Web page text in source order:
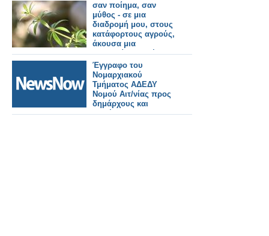
σαν ποίημα, σαν
μύθος - σε μια
διαδρομή μου, στους
κατάφορτους αγρούς,
άκουσα μια
κολλιτσίδα να λέει,
απευθυνόμενη στους
ανθρώπους!
Έγγραφο του
Νομαρχιακού
Τμήματος ΑΔΕΔΥ
Νομού Αιτ/νίας προς
δημάρχους και
προέδρους